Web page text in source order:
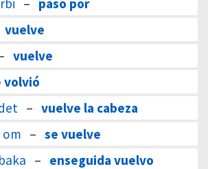
– paso por
vuelve
vuelve
volvió
– vuelve la cabeza
om – se vuelve
– enseguida vuelvo